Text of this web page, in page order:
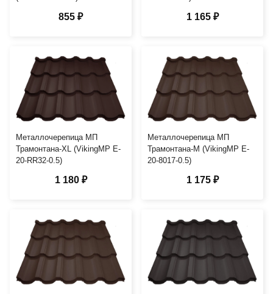
855 ₽ 1 165 ₽
Металлочерепица МП
Трамонтана-XL (VikingMP E-
20-RR32-0.5)
1 180 ₽
Металлочерепица МП
Трамонтана-M (VikingMP E-
20-8017-0.5)
1 175 ₽